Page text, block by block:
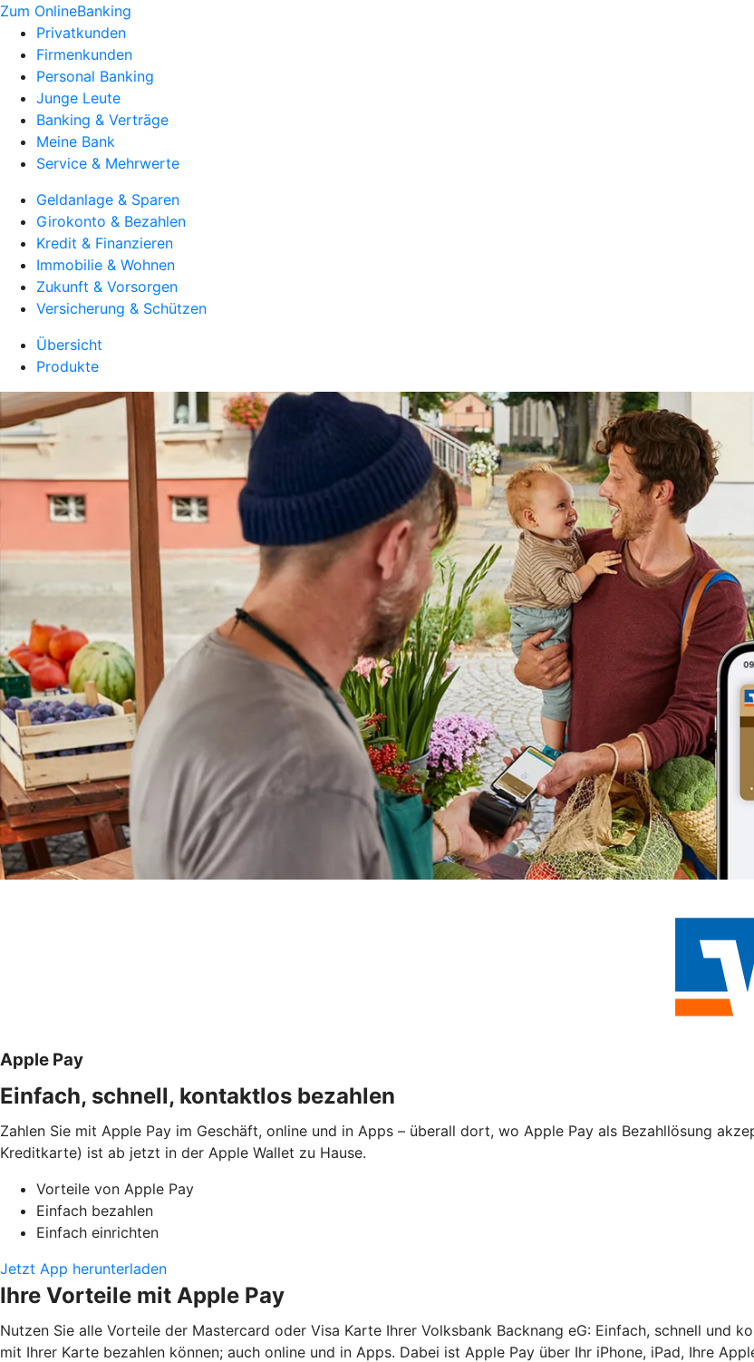
Zum OnlineBanking
Privatkunden
Firmenkunden
Personal Banking
Junge Leute
Banking & Verträge
Meine Bank
Service & Mehrwerte
Geldanlage & Sparen
Girokonto & Bezahlen
Kredit & Finanzieren
Immobilie & Wohnen
Zukunft & Vorsorgen
Versicherung & Schützen
Übersicht
Produkte
Apple Pay
Einfach, schnell, kontaktlos bezahlen
Zahlen Sie mit Apple Pay im Geschäft, online und in Apps – überall dort, wo Apple Pay als Bezahllösung
Kreditkarte) ist ab jetzt in der Apple Wallet zu Hause.
Vorteile von Apple Pay
Einfach bezahlen
Einfach einrichten
Jetzt App herunterladen
Ihre Vorteile mit Apple Pay
Nutzen Sie alle Vorteile der Mastercard oder Visa Karte Ihrer Volksbank Backnang eG: Einfach, schnell und
mit Ihrer Karte bezahlen können; auch online und in Apps. Dabei ist Apple Pay über Ihr iPhone, iPad, Ihre